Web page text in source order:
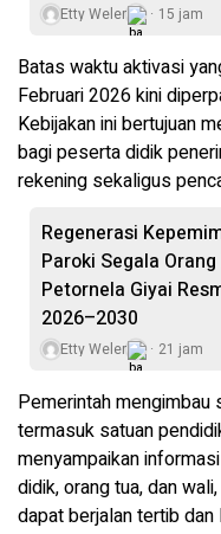
Etty Weler 15 jam
Batas waktu aktivasi
Februari 2026 kini
Kebijakan ini bertujuan
bagi peserta didik
rekening sekaligus
Regenerasi
Paroki Segala
Petornela Giyai
2026–2030
Etty Weler 21 jam
Pemerintah mengimbau
termasuk satuan
menyampaikan
didik, orang tua, dan
dapat berjalan tertib dan